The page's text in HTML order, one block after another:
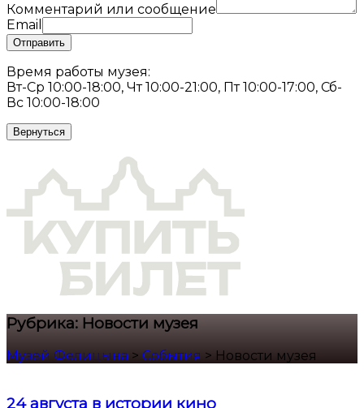
Комментарий или сообщение
Email
Отправить
Время работы музея:
Вт-Ср 10:00-18:00, Чт 10:00-21:00, Пт 10:00-17:00, Сб-
Вс 10:00-18:00
Вернуться
Рубрика: Новости музея
Музей Фелицына > События > Новости музея
24 августа в истории кино